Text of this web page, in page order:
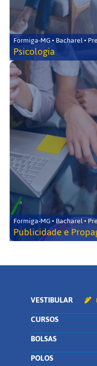
Formiga-MG • Bacharel •
Psicologia
Formiga-MG • Bacharel •
Publicidade e
VESTIBULAR
CURSOS
BOLSAS
POLOS